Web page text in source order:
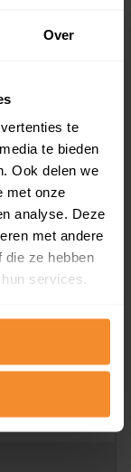
Over
te
te bieden
Ook delen we
met onze
analyse. Deze
met andere
die ze hebben
services.
Dit
erfgrenzen,